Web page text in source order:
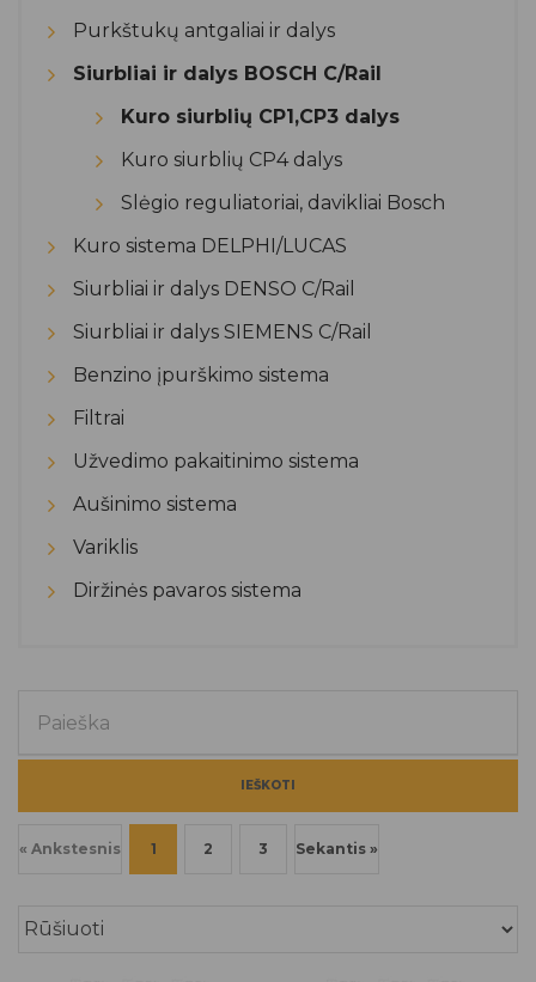
Purkštukų antgaliai ir dalys
Siurbliai ir dalys BOSCH C/Rail
Kuro siurblių CP1,CP3 dalys
Kuro siurblių CP4 dalys
Slėgio reguliatoriai, davikliai Bosch
Kuro sistema DELPHI/LUCAS
Siurbliai ir dalys DENSO C/Rail
Siurbliai ir dalys SIEMENS C/Rail
Benzino įpurškimo sistema
Filtrai
Užvedimo pakaitinimo sistema
Aušinimo sistema
Variklis
Diržinės pavaros sistema
IEŠKOTI
« Ankstesnis 1 2 3 Sekantis »